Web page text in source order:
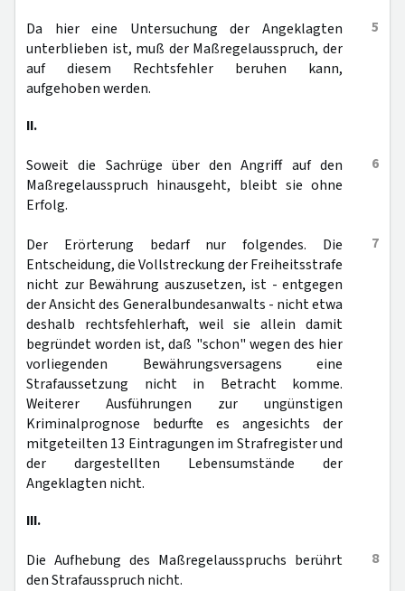
5
Da hier eine Untersuchung der Angeklagten
unterblieben ist, muß der Maßregelausspruch, der
auf diesem Rechtsfehler beruhen kann,
aufgehoben werden.
II.
6
Soweit die Sachrüge über den Angriff auf den
Maßregelausspruch hinausgeht, bleibt sie ohne
Erfolg.
7
Der Erörterung bedarf nur folgendes. Die
Entscheidung, die Vollstreckung der Freiheitsstrafe
nicht zur Bewährung auszusetzen, ist - entgegen
der Ansicht des Generalbundesanwalts - nicht etwa
deshalb rechtsfehlerhaft, weil sie allein damit
begründet worden ist, daß "schon" wegen des hier
vorliegenden Bewährungsversagens eine
Strafaussetzung nicht in Betracht komme.
Weiterer Ausführungen zur ungünstigen
Kriminalprognose bedurfte es angesichts der
mitgeteilten 13 Eintragungen im Strafregister und
der dargestellten Lebensumstände der
Angeklagten nicht.
III.
8
Die Aufhebung des Maßregelausspruchs berührt
den Strafausspruch nicht.